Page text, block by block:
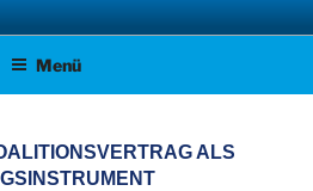
STADE
Menü
ALS